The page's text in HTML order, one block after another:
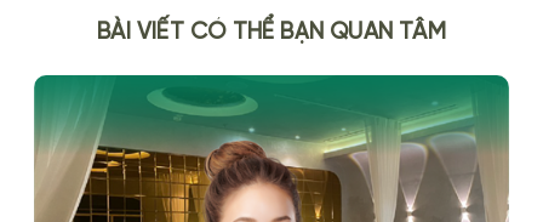
BÀI VIẾT CÓ THỂ BẠN QUAN TÂM